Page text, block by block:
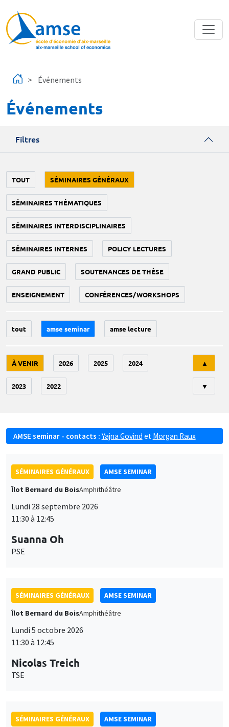
Événements
Événements
Filtres
TOUT SÉMINAIRES GÉNÉRAUX
SÉMINAIRES THÉMATIQUES
SÉMINAIRES INTERDISCIPLINAIRES
SÉMINAIRES INTERNES POLICY LECTURES
GRAND PUBLIC SOUTENANCES DE THÈSE
ENSEIGNEMENT CONFÉRENCES/WORKSHOPS
tout amse seminar amse lecture
À VENIR 2026 2025 2024
2023 2022
▲
▼
AMSE seminar - contacts : Yajna Govind et Morgan Raux
SÉMINAIRES GÉNÉRAUX
AMSE SEMINAR
Îlot Bernard du BoisAmphithéâtre
Lundi 28 septembre 2026
11:30 à 12:45
Suanna Oh
PSE
SÉMINAIRES GÉNÉRAUX
AMSE SEMINAR
Îlot Bernard du BoisAmphithéâtre
Lundi 5 octobre 2026
11:30 à 12:45
Nicolas Treich
TSE
SÉMINAIRES GÉNÉRAUX
AMSE SEMINAR